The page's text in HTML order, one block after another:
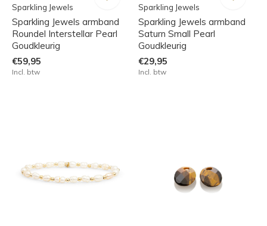
Sparkling Jewels
Sparkling Jewels armband
Roundel Interstellar Pearl
Goudkleurig
€59,95
Incl. btw
Sparkling Jewels
Sparkling Jewels armband
Saturn Small Pearl
Goudkleurig
€29,95
Incl. btw